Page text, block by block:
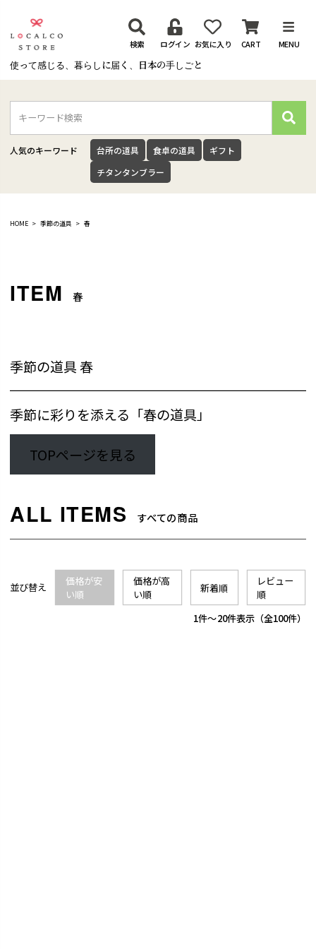
使って感じる、暮らしに届く、日本の手しごと
検索 ログイン お気に入り CART MENU
検
索
人気のキーワード 台所の道具 食卓の道具
ギフト
チタンタンブラー
HOME 季節の道具 春
春
季節の道具 春
季節に彩りを添える「春の道具」
TOPページを見る
すべての商品
並び替え
価格が安
い順
価格が高
い順
新着順
レビュー
順
100
1 -20件表示